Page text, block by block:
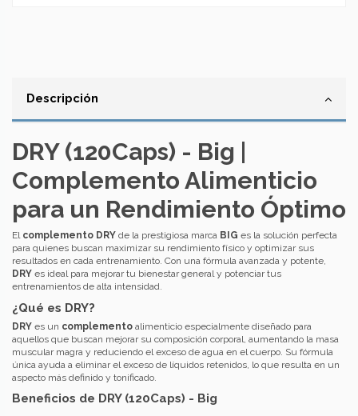
Descripción
DRY (120Caps) - Big |
Complemento Alimenticio
para un Rendimiento Óptimo
El complemento DRY de la prestigiosa marca BIG es la solución perfecta
para quienes buscan maximizar su rendimiento físico y optimizar sus
resultados en cada entrenamiento. Con una fórmula avanzada y potente,
DRY es ideal para mejorar tu bienestar general y potenciar tus
entrenamientos de alta intensidad.
¿Qué es DRY?
DRY es un complemento alimenticio especialmente diseñado para
aquellos que buscan mejorar su composición corporal, aumentando la masa
muscular magra y reduciendo el exceso de agua en el cuerpo. Su fórmula
única ayuda a eliminar el exceso de líquidos retenidos, lo que resulta en un
aspecto más definido y tonificado.
Beneficios de DRY (120Caps) - Big